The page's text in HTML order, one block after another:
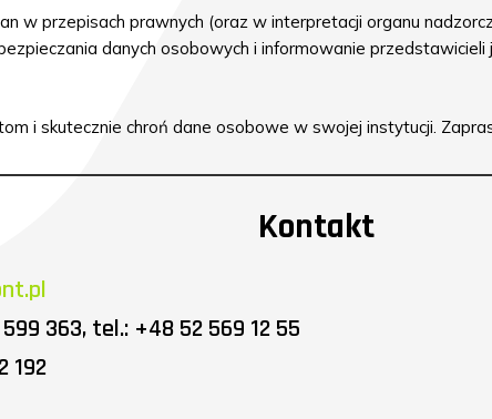
w przepisach prawnych (oraz w interpretacji organu
danych osobowych i informowanie przedstawicieli
i skutecznie chroń dane osobowe w swojej instytucji.
Kontakt
363, tel.: +48 52 569 12 55
192